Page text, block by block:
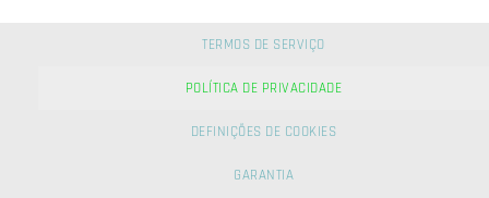
TERMOS DE SERVIÇO
POLÍTICA DE PRIVACIDADE
DEFINIÇÕES DE COOKIES
GARANTIA
POLÍTICA DE
PRIVACIDADE